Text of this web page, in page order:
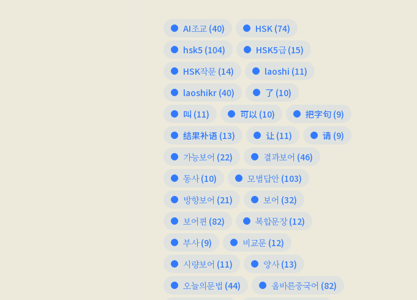
AI조교(40) HSK(74)
hsk5(104) HSK5급(15)
HSK작문(14) laoshi (11)
laoshikr(40) 了 (10)
叫 (11) 可以 (10) 把字句(9)
结果补语 (13) 让(11) 请 (9)
가능보어 (22) 결과보어 (46)
동사(10) 모범답안(103)
방향보어 (21) 보어 (32)
보어편 (82) 복합문장(12)
부사(9) 비교문(12)
시량보어 (11) 양사(13)
오늘의문법 (44) 올바른중국어 (82)